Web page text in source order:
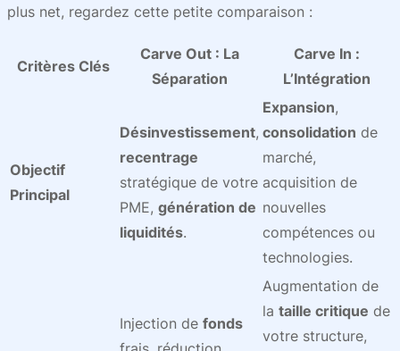
plus net, regardez cette petite comparaison :
Critères Clés
Carve Out: La
Séparation
Carve In :
L’Intégration
Objectif
Principal
Désinvestissement,
recentrage
stratégique de votre
PME, génération de
liquidités.
Expansion,
consolidation de
marché,
acquisition de
nouvelles
compétences ou
technologies.
Injection de fonds
Augmentation de
la taille critique de
votre structure,